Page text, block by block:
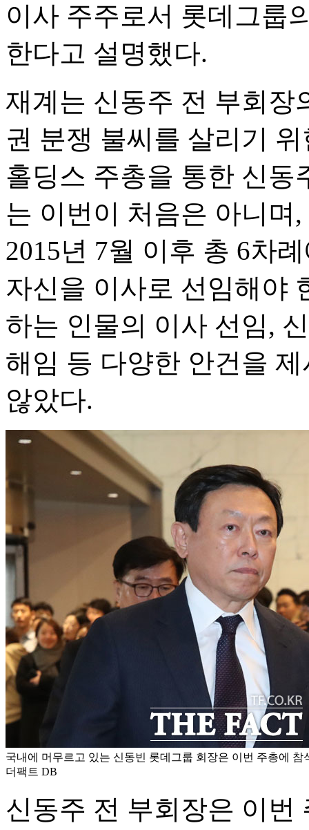
이사 주주로서 롯데그룹
한다고 설명했다.
재계는 신동주 전 부회장
권 분쟁 불씨를 살리기
홀딩스 주총을 통한 신동
는 이번이 처음은 아니며
2015년 7월 이후 총 6차
자신을 이사로 선임해야
하는 인물의 이사 선임,
해임 등 다양한 안건을
않았다.
국내에 머무르고 있는 신동빈 롯데그룹 회장은 이번 주총에 참
더팩트 DB
신동주 전 부회장은 이번